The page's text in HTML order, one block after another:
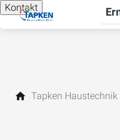
Kontakt
Tapken Haustechnik